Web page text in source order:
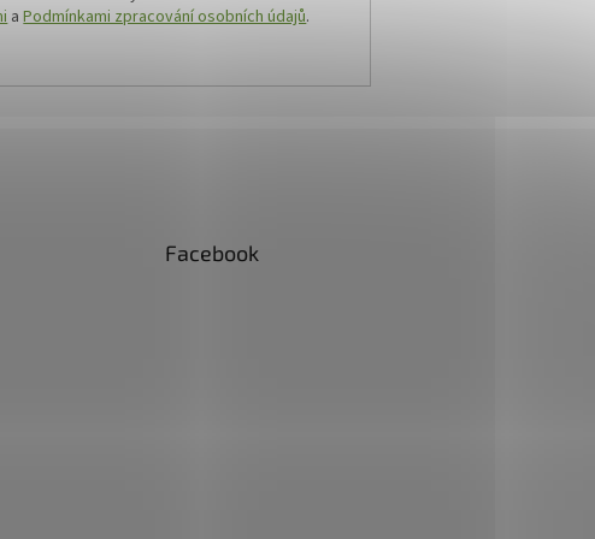
aPodmínkami zpracování osobních údajů.
Facebook